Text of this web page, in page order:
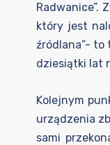
Radwanice”.
który jest
źródlana”- to
dziesiątki lat
Kolejnym
urządzenia
sami